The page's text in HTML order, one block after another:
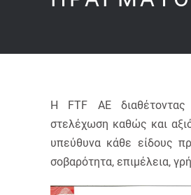
Η FTF AE διαθέτοντας
στελέχωση καθώς και
υπεύθυνα κάθε είδους
σοβαρότητα, επιμέλεια,